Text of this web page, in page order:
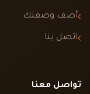
أضف وصفتك
اتصل بنا
تواصل معنا